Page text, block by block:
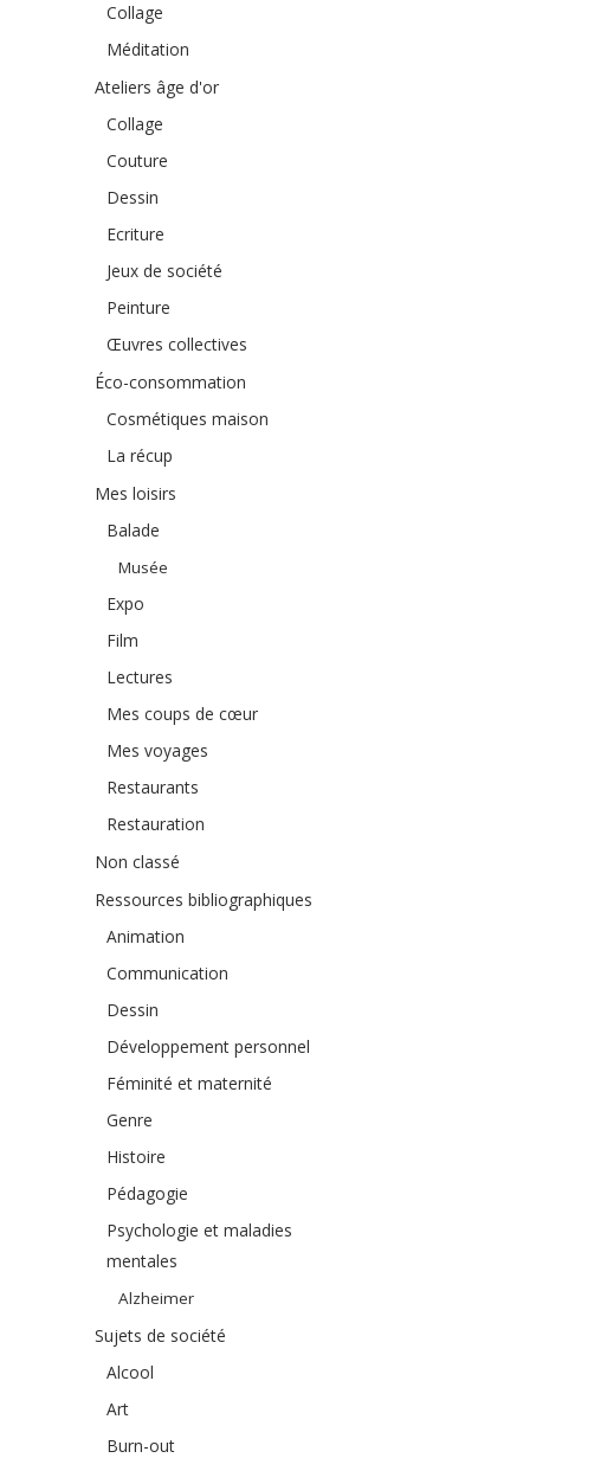
Collage
Méditation
Ateliers âge d'or
Collage
Couture
Dessin
Ecriture
Jeux de société
Peinture
Œuvres collectives
Éco-consommation
Cosmétiques maison
La récup
Mes loisirs
Balade
Musée
Expo
Film
Lectures
Mes coups de cœur
Mes voyages
Restaurants
Restauration
Non classé
Ressources bibliographiques
Animation
Communication
Dessin
Développement personnel
Féminité et maternité
Genre
Histoire
Pédagogie
Psychologie et maladies
mentales
Alzheimer
Sujets de société
Alcool
Art
Burn-out